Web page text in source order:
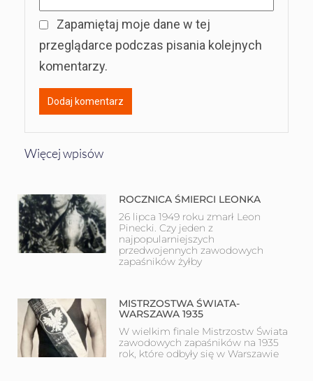
Zapamiętaj moje dane w tej
przeglądarce podczas pisania kolejnych
komentarzy.
Więcej wpisów
ROCZNICA ŚMIERCI LEONKA
26 lipca 1949 roku zmarł Leon
Pinecki. Czy jeden z
najpopularniejszych
przedwojennych zawodowych
zapaśników żyłby
MISTRZOSTWA ŚWIATA-
WARSZAWA 1935
W wielkim finale Mistrzostw Świata
zawodowych zapaśników na 1935
rok, które odbyły się w Warszawie